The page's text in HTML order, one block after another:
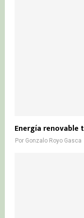
Energía renovable
Por Gonzalo Royo Gasca